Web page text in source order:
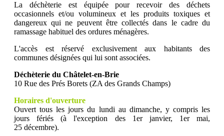
La déchèterie est équipée pour recevoir des déchets
occasionnels et/ou volumineux et les produits toxiques et
dangereux qui ne peuvent être collectés dans le cadre du
ramassage habituel des ordures ménagères.
L'accès est réservé exclusivement aux habitants des
communes désignées qui lui sont associées.
Déchèterie du Châtelet-en-Brie
10 Rue des Prés Borets (ZA des Grands Champs)
Horaires d'ouverture
Ouvert tous les jours du lundi au dimanche, y compris les
jours fériés (à l'exception des 1er janvier, 1er mai,
25 décembre).